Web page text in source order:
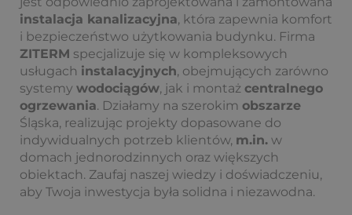
instalacja kanalizacyjna, która zapewnia komfort
i bezpieczeństwo użytkowania budynku. Firma
ZITERM specjalizuje się w kompleksowych
usługach instalacyjnych, obejmujących zarówno
systemy wodociągów, jak i montaż centralnego
ogrzewania. Działamy na szerokim obszarze
Śląska, realizując projekty dopasowane do
indywidualnych potrzeb klientów, m.in. w
domach jednorodzinnych oraz większych
obiektach. Zaufaj naszej wiedzy i doświadczeniu,
aby Twoja inwestycja była solidna i niezawodna.